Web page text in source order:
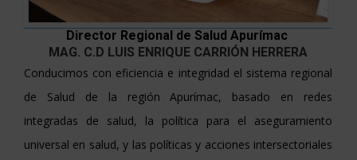
Director Regional de Salud Apurímac
MAG. C.D LUIS ENRIQUE CARRIÓN HERRERA
Conducimos con eficiencia e integridad el sistema regional
de Salud de la región Apurímac, basado en redes
integradas de salud, la política para el aseguramiento
universal en salud, y las políticas y acciones intersectoriales